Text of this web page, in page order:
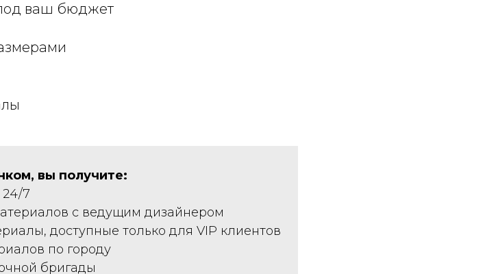
ваш бюджет
вы получите:
7
с ведущим дизайнером
доступные только для VIP клиентов
по городу
бригады